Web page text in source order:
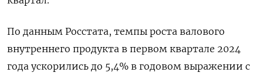
По данным Росстата, темпы роста валового
внутреннего продукта в первом квартале 2024
года ускорились до 5,4% в годовом выражении c